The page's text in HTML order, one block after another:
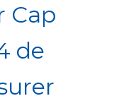
Cap
de